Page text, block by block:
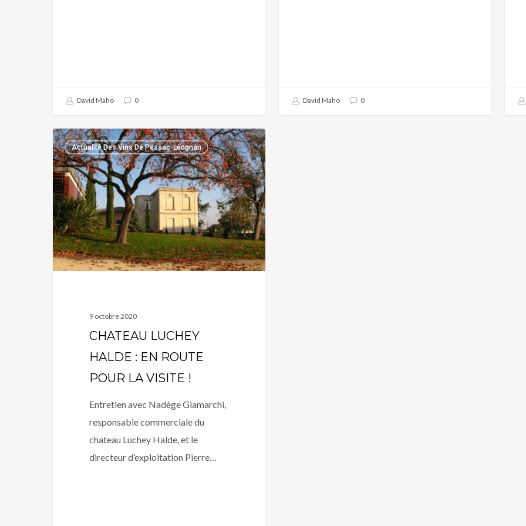
David Maho 0 David Maho 0
CHATEAU
LUCHEY
HALDE
EN
ROUTE
POUR
LA
Actualité Des Vins De Pessac-Léognan
9 octobre 2020
CHATEAU LUCHEY
HALDE : EN ROUTE
POUR LA VISITE !
Entretien avec Nadège Giamarchi,
responsable commerciale du
chateau Luchey Halde, et le
directeur d’exploitation Pierre…